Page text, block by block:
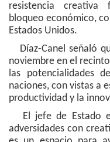
resistencia
bloqueo económico,
Estados Unidos.
Díaz-Canel señaló
noviembre en el
las potencialidades
naciones, con vistas a
productividad y la
El jefe de Estado
adversidades con